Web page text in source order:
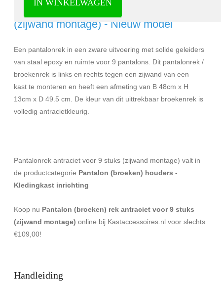
IN WINKELWAGEN
Pantalonrek antraciet voor 9 pantalons
(zijwand montage) - Nieuw model
Een pantalonrek in een zware uitvoering met solide geleiders
van staal epoxy en ruimte voor 9 pantalons. Dit pantalonrek /
broekenrek is links en rechts tegen een zijwand van een
kast te monteren en heeft een afmeting van B 48cm x H
13cm x D 49.5 cm. De kleur van dit uittrekbaar broekenrek is
volledig antracietkleurig.
Pantalonrek antraciet voor 9 stuks (zijwand montage) valt in
de productcategorie Pantalon (broeken) houders -
Kledingkast inrichting
Koop nu Pantalon (broeken) rek antraciet voor 9 stuks
(zijwand montage) online bij Kastaccessoires.nl voor slechts
€109,00!
Handleiding